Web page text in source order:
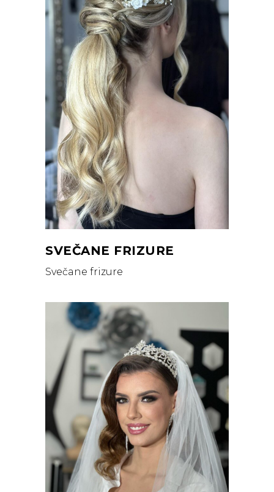
SVEČANE FRIZURE
Svečane frizure